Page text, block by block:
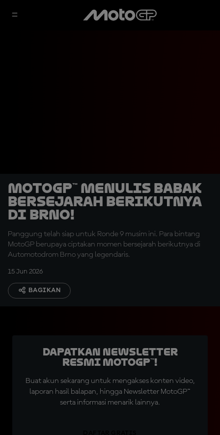
MotoGP™ Menulis Babak
Bersejarah Berikutnya
di Brno!
Panggung telah siap untuk Ronde 9 musim ini. Para bintang
MotoGP berupaya ciptakan momen bersejarah berikutnya di
Automotodrom Brno yang legendaris.
15 Jun 2026
BAGIKAN
Dapatkan Newsletter
Resmi MotoGP™!
Buat akun sekarang untuk mengakses konten video,
laporan hasil balapan, hingga Newsletter MotoGP™
serta informasi menarik lainnya.